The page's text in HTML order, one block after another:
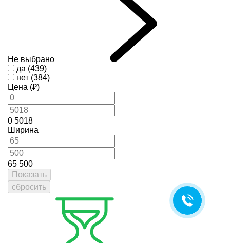
Не выбрано
да (439)
нет (384)
Цена (₽)
0 5018
Ширина
65 500
Показать
сбросить